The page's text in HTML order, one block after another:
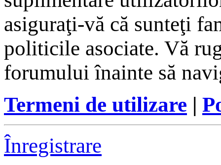
asiguraţi-vă că sunteţi
politicile asociate. Vă
forumului înainte să
Termeni de utilizare |
Înregistrare